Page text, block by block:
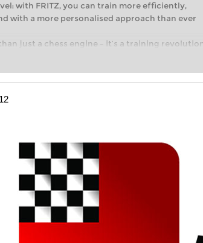
with FRITZ, you can train more efficiently,
with a more personalised approach than ever
just a chess engine – it’s a training
taking your first steps into the world of club
intelligently and with a more personalised
before.